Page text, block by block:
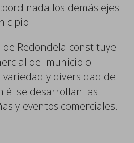
los demás ejes
Redondela constituye
del municipio
y diversidad de
él se desarrollan las
y eventos comerciales.